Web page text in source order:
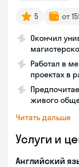
5 от
Окончил
Работал в
проектах в
живого
Читать дальше
Услуги и
Английский